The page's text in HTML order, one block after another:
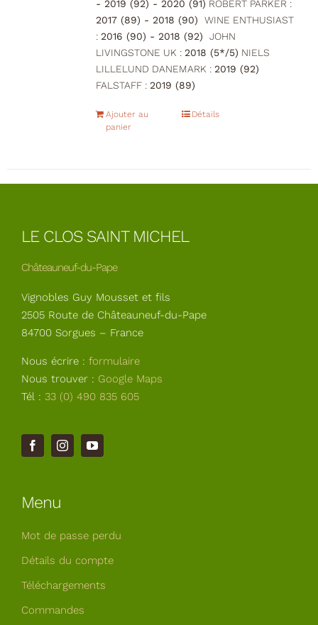
- 2019 (92) - 2020 (91) ROBERT PARKER :
2017 (89) - 2018 (90)
WINE ENTHUSIAST
: 2016 (90) - 2018 (92)
JOHN
LIVINGSTONE UK : 2018 (5*/5) NIELS
LILLELUND DANEMARK : 2019 (92)
FALSTAFF : 2019 (89)
Ajouter au
panier
Détails
LE CLOS SAINT MICHEL
Châteauneuf-du-Pape
Vignobles Guy Mousset et fils
2505 Route de Châteauneuf-du-Pape
84700 Sorgues – France
Nous écrire : formulaire
Nous trouver : Google Maps
Tél : 33 (0) 490 835 605
Menu
Mot de passe perdu
Détails du compte
Téléchargements
Commandes